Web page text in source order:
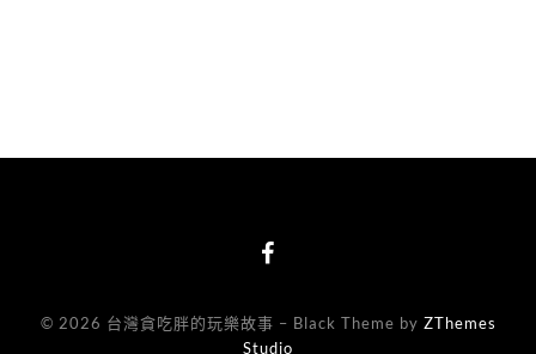
© 2026 台灣貪吃胖的玩樂故事 – Black Theme by ZThemes
Studio